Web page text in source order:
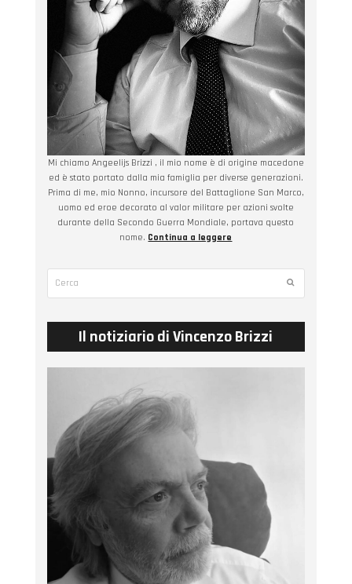
Mi chiamo Angeelijs Brizzi , il mio nome è di origine macedone
ed è stato portato dalla mia famiglia per diverse generazioni.
Prima di me, mio Nonno, incursore del Battaglione San Marco,
uomo ed eroe decorato al valor militare per azioni svolte
durante della Secondo Guerra Mondiale, portava questo
nome. Continua a leggere
Submit
Il notiziario di Vincenzo Brizzi